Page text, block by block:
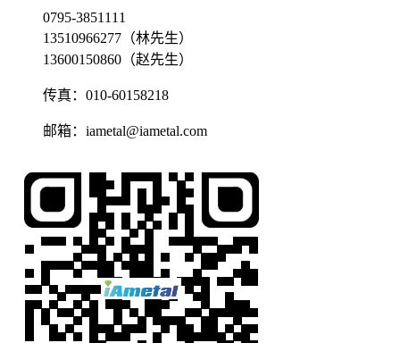
0795-3851111
13510966277（林先生）
13600150860（赵先生）
传真：010-60158218
邮箱：iametal@iametal.com